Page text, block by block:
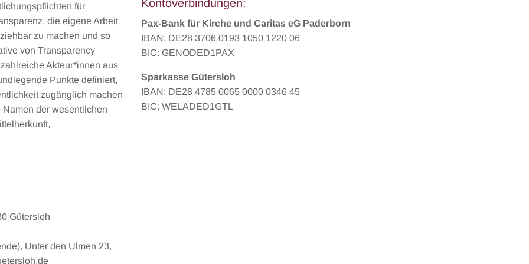
für
die eigene Arbeit
zu machen und so
von Transparency
Akteur*innen aus
Punkte definiert,
zugänglich machen
der wesentlichen
Gütersloh
Unter den Ulmen 23,
Kontoverbindungen:
Pax-Bank für Kirche und Caritas eG Paderborn
IBAN: DE28 3706 0193 1050 1220 06
BIC: GENODED1PAX
Sparkasse Gütersloh
IBAN: DE28 4785 0065 0000 0346 45
BIC: WELADED1GTL